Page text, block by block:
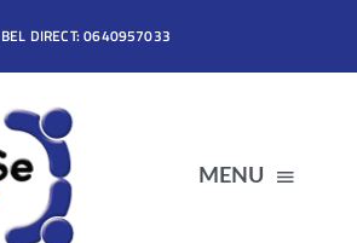
BEL DIRECT: 0640957033
MENU